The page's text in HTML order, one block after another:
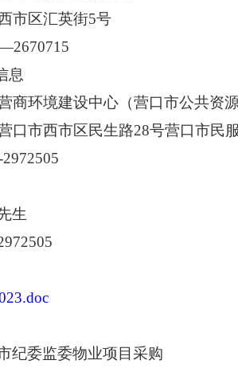
市区汇英街5号
息
商环境建设中心（营口市公共资源
口市西市区民生路28号营口市民
生
纪委监委物业项目采购